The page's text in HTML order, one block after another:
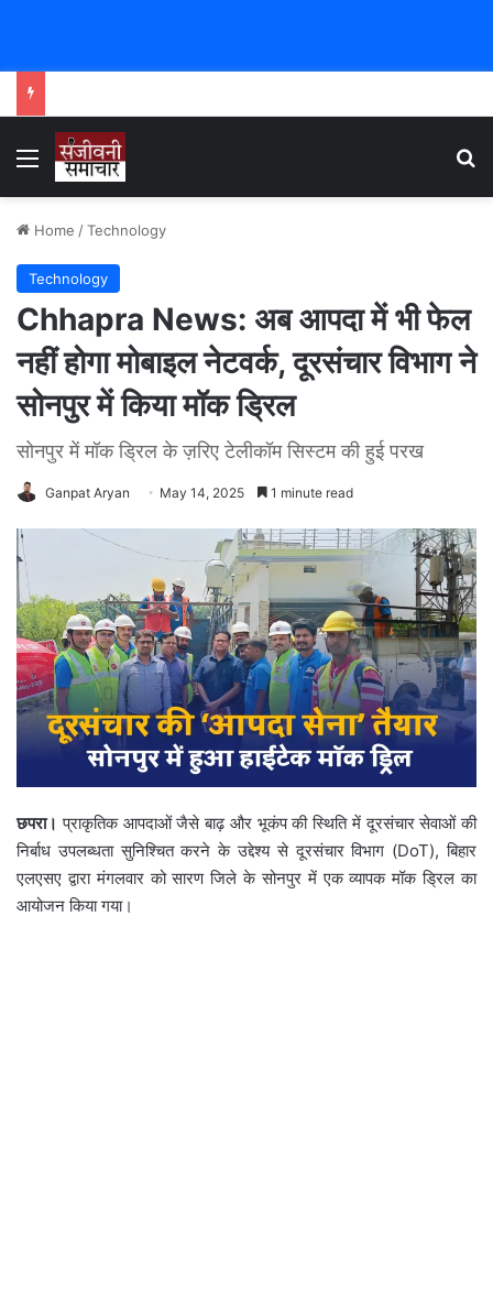
Menu
Home /Technology
Technology
Chhapra News: अब आपदा में भी फेल
नहीं होगा मोबाइल नेटवर्क, दूरसंचार विभाग ने
सोनपुर में किया मॉक ड्रिल
सोनपुर में मॉक ड्रिल के ज़रिए टेलीकॉम सिस्टम की हुई परख
Ganpat Aryan May 14, 2025 1 minute read
छपरा। प्राकृतिक आपदाओं जैसे बाढ़ और भूकंप की स्थिति में दूरसंचार सेवाओं की
निर्बाध उपलब्धता सुनिश्चित करने के उद्देश्य से दूरसंचार विभाग (DoT), बिहार
एलएसए द्वारा मंगलवार को सारण जिले के सोनपुर में एक व्यापक मॉक ड्रिल का
आयोजन किया गया।